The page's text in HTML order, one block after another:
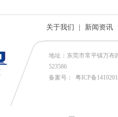
关于我们 新闻资讯
地址：东莞市常平镇万布
523586
备案号：
粤ICP备